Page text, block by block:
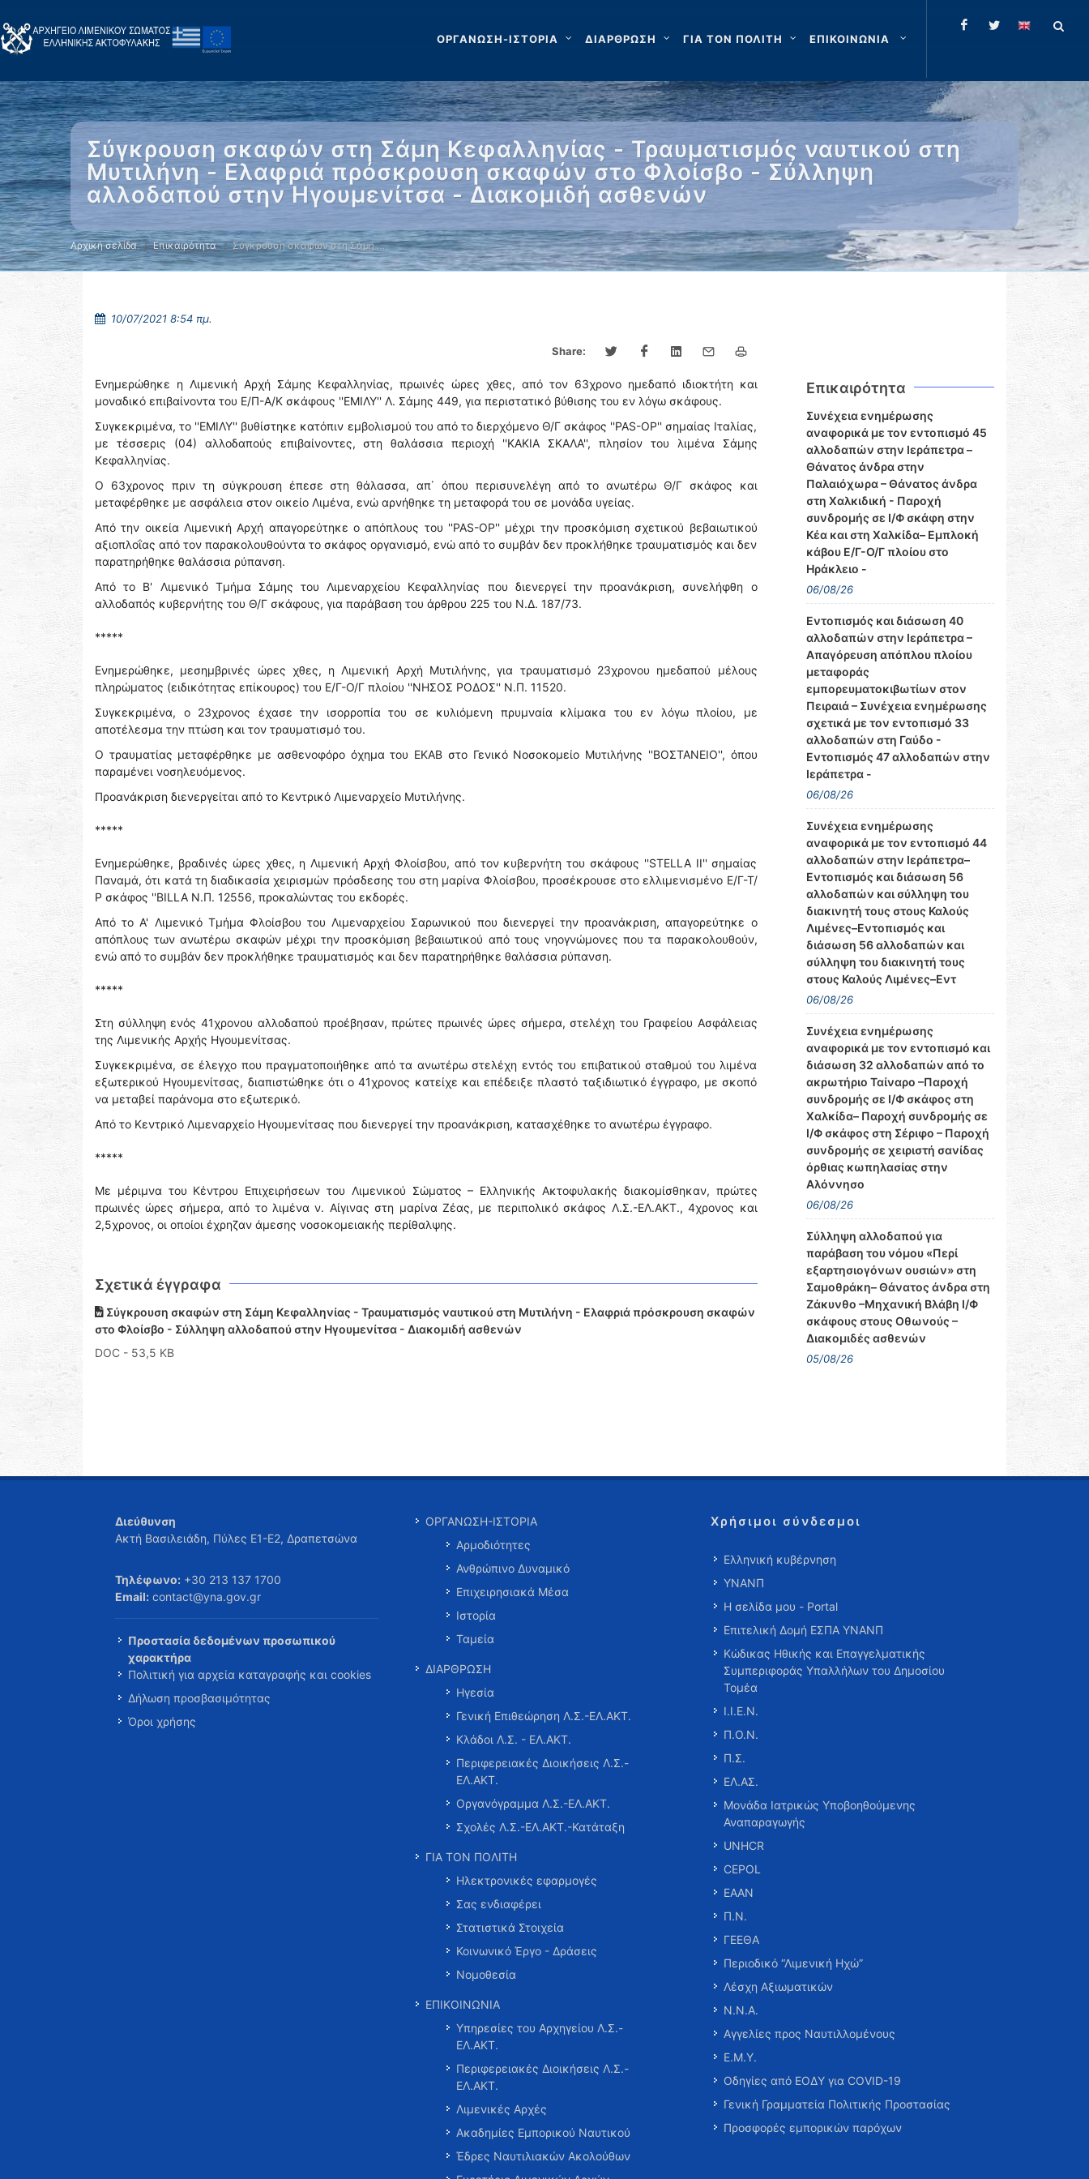
ΟΡΓΑΝΩΣΗ-ΙΣΤΟΡΙΑ ΔΙΑΡΘΡΩΣΗ ΓΙΑ ΤΟΝ ΠΟΛΙΤΗ ΕΠΙΚΟΙΝΩΝΙΑ
Σύγκρουση σκαφών στη Σάμη Κεφαλληνίας - Τραυματισμός ναυτικού στη
Μυτιλήνη - Ελαφριά πρόσκρουση σκαφών στο Φλοίσβο - Σύλληψη
αλλοδαπού στην Ηγουμενίτσα - Διακομιδή ασθενών
Αρχική σελίδα Επικαιρότητα Σύγκρουση σκαφών στη Σάμη …
10/07/2021 8:54 πμ.
Share:
Ενημερώθηκε η Λιμενική Αρχή Σάμης Κεφαλληνίας, πρωινές ώρες χθες, από τον 63χρονο ημεδαπό ιδιοκτήτη και
μοναδικό επιβαίνοντα του Ε/Π-Α/Κ σκάφους ''ΕΜΙΛΥ'' Λ. Σάμης 449, για περιστατικό βύθισης του εν λόγω σκάφους.
Συγκεκριμένα, το ''ΕΜΙΛΥ'' βυθίστηκε κατόπιν εμβολισμού του από το διερχόμενο Θ/Γ σκάφος ''PAS-OP'' σημαίας Ιταλίας,
με τέσσερις (04) αλλοδαπούς επιβαίνοντες, στη θαλάσσια περιοχή ''ΚΑΚΙΑ ΣΚΑΛΑ'', πλησίον του λιμένα Σάμης
Κεφαλληνίας.
Ο 63χρονος πριν τη σύγκρουση έπεσε στη θάλασσα, απ΄ όπου περισυνελέγη από το ανωτέρω Θ/Γ σκάφος και
μεταφέρθηκε με ασφάλεια στον οικείο Λιμένα, ενώ αρνήθηκε τη μεταφορά του σε μονάδα υγείας.
Από την οικεία Λιμενική Αρχή απαγορεύτηκε ο απόπλους του ''PAS-OP'' μέχρι την προσκόμιση σχετικού βεβαιωτικού
αξιοπλοΐας από τον παρακολουθούντα το σκάφος οργανισμό, ενώ από το συμβάν δεν προκλήθηκε τραυματισμός και δεν
παρατηρήθηκε θαλάσσια ρύπανση.
Από το Β' Λιμενικό Τμήμα Σάμης του Λιμεναρχείου Κεφαλληνίας που διενεργεί την προανάκριση, συνελήφθη ο
αλλοδαπός κυβερνήτης του Θ/Γ σκάφους, για παράβαση του άρθρου 225 του Ν.Δ. 187/73.
*****
Ενημερώθηκε, μεσημβρινές ώρες χθες, η Λιμενική Αρχή Μυτιλήνης, για τραυματισμό 23χρονου ημεδαπού μέλους
πληρώματος (ειδικότητας επίκουρος) του Ε/Γ-Ο/Γ πλοίου ''ΝΗΣΟΣ ΡΟΔΟΣ'' Ν.Π. 11520.
Συγκεκριμένα, ο 23χρονος έχασε την ισορροπία του σε κυλιόμενη πρυμναία κλίμακα του εν λόγω πλοίου, με
αποτέλεσμα την πτώση και τον τραυματισμό του.
Ο τραυματίας μεταφέρθηκε με ασθενοφόρο όχημα του ΕΚΑΒ στο Γενικό Νοσοκομείο Μυτιλήνης ''ΒΟΣΤΑΝΕΙΟ'', όπου
παραμένει νοσηλευόμενος.
Προανάκριση διενεργείται από το Κεντρικό Λιμεναρχείο Μυτιλήνης.
*****
Ενημερώθηκε, βραδινές ώρες χθες, η Λιμενική Αρχή Φλοίσβου, από τον κυβερνήτη του σκάφους ''STELLA II'' σημαίας
Παναμά, ότι κατά τη διαδικασία χειρισμών πρόσδεσης του στη μαρίνα Φλοίσβου, προσέκρουσε στο ελλιμενισμένο Ε/Γ-Τ/
Ρ σκάφος ''BILLA Ν.Π. 12556, προκαλώντας του εκδορές.
Από το Α' Λιμενικό Τμήμα Φλοίσβου του Λιμεναρχείου Σαρωνικού που διενεργεί την προανάκριση, απαγορεύτηκε ο
απόπλους των ανωτέρω σκαφών μέχρι την προσκόμιση βεβαιωτικού από τους νηογνώμονες που τα παρακολουθούν,
ενώ από το συμβάν δεν προκλήθηκε τραυματισμός και δεν παρατηρήθηκε θαλάσσια ρύπανση.
*****
Στη σύλληψη ενός 41χρονου αλλοδαπού προέβησαν, πρώτες πρωινές ώρες σήμερα, στελέχη του Γραφείου Ασφάλειας
της Λιμενικής Αρχής Ηγουμενίτσας.
Συγκεκριμένα, σε έλεγχο που πραγματοποιήθηκε από τα ανωτέρω στελέχη εντός του επιβατικού σταθμού του λιμένα
εξωτερικού Ηγουμενίτσας, διαπιστώθηκε ότι ο 41χρονος κατείχε και επέδειξε πλαστό ταξιδιωτικό έγγραφο, με σκοπό
να μεταβεί παράνομα στο εξωτερικό.
Από το Κεντρικό Λιμεναρχείο Ηγουμενίτσας που διενεργεί την προανάκριση, κατασχέθηκε το ανωτέρω έγγραφο.
*****
Με μέριμνα του Κέντρου Επιχειρήσεων του Λιμενικού Σώματος – Ελληνικής Ακτοφυλακής διακομίσθηκαν, πρώτες
πρωινές ώρες σήμερα, από το λιμένα ν. Αίγινας στη μαρίνα Ζέας, με περιπολικό σκάφος Λ.Σ.-ΕΛ.ΑΚΤ., 4χρονος και
2,5χρονος, οι οποίοι έχρηζαν άμεσης νοσοκομειακής περίθαλψης.
Σχετικά έγγραφα
Σύγκρουση σκαφών στη Σάμη Κεφαλληνίας - Τραυματισμός ναυτικού στη Μυτιλήνη - Ελαφριά πρόσκρουση σκαφών
στο Φλοίσβο - Σύλληψη αλλοδαπού στην Ηγουμενίτσα - Διακομιδή ασθενών
DOC - 53,5 KB
Επικαιρότητα
Συνέχεια ενημέρωσης
αναφορικά με τον εντοπισμό 45
αλλοδαπών στην Ιεράπετρα –
Θάνατος άνδρα στην
Παλαιόχωρα – Θάνατος άνδρα
στη Χαλκιδική - Παροχή
συνδρομής σε Ι/Φ σκάφη στην
Κέα και στη Χαλκίδα– Εμπλοκή
κάβου Ε/Γ-Ο/Γ πλοίου στο
Ηράκλειο -
06/08/26
Εντοπισμός και διάσωση 40
αλλοδαπών στην Ιεράπετρα –
Απαγόρευση απόπλου πλοίου
μεταφοράς
εμπορευματοκιβωτίων στον
Πειραιά – Συνέχεια ενημέρωσης
σχετικά με τον εντοπισμό 33
αλλοδαπών στη Γαύδο -
Εντοπισμός 47 αλλοδαπών στην
Ιεράπετρα -
06/08/26
Συνέχεια ενημέρωσης
αναφορικά με τον εντοπισμό 44
αλλοδαπών στην Ιεράπετρα–
Εντοπισμός και διάσωση 56
αλλοδαπών και σύλληψη του
διακινητή τους στους Καλούς
Λιμένες–Εντοπισμός και
διάσωση 56 αλλοδαπών και
σύλληψη του διακινητή τους
στους Καλούς Λιμένες–Εντ
06/08/26
Συνέχεια ενημέρωσης
αναφορικά με τον εντοπισμό και
διάσωση 32 αλλοδαπών από το
ακρωτήριο Ταίναρο –Παροχή
συνδρομής σε Ι/Φ σκάφος στη
Χαλκίδα– Παροχή συνδρομής σε
Ι/Φ σκάφος στη Σέριφο – Παροχή
συνδρομής σε χειριστή σανίδας
όρθιας κωπηλασίας στην
Αλόννησο
06/08/26
Σύλληψη αλλοδαπού για
παράβαση του νόμου «Περί
εξαρτησιογόνων ουσιών» στη
Σαμοθράκη– Θάνατος άνδρα στη
Ζάκυνθο –Μηχανική Βλάβη Ι/Φ
σκάφους στους Οθωνούς –
Διακομιδές ασθενών
05/08/26
Διεύθυνση
Ακτή Βασιλειάδη, Πύλες Ε1-Ε2, Δραπετσώνα
Τηλέφωνο: +30 213 137 1700
Email: contact@yna.gov.gr
Προστασία δεδομένων προσωπικού
χαρακτήρα
Πολιτική για αρχεία καταγραφής και cookies
Δήλωση προσβασιμότητας
Όροι χρήσης
ΟΡΓΑΝΩΣΗ-ΙΣΤΟΡΙΑ
Αρμοδιότητες
Ανθρώπινο Δυναμικό
Επιχειρησιακά Μέσα
Ιστορία
Ταμεία
ΔΙΑΡΘΡΩΣΗ
Ηγεσία
Γενική Επιθεώρηση Λ.Σ.-ΕΛ.ΑΚΤ.
Κλάδοι Λ.Σ. - ΕΛ.ΑΚΤ.
Περιφερειακές Διοικήσεις Λ.Σ.-
ΕΛ.ΑΚΤ.
Οργανόγραμμα Λ.Σ.-ΕΛ.ΑΚΤ.
Σχολές Λ.Σ.-ΕΛ.ΑΚΤ.-Κατάταξη
ΓΙΑ ΤΟΝ ΠΟΛΙΤΗ
Ηλεκτρονικές εφαρμογές
Σας ενδιαφέρει
Στατιστικά Στοιχεία
Κοινωνικό Έργο - Δράσεις
Νομοθεσία
ΕΠΙΚΟΙΝΩΝΙΑ
Υπηρεσίες του Αρχηγείου Λ.Σ.-
ΕΛ.ΑΚΤ.
Περιφερειακές Διοικήσεις Λ.Σ.-
ΕΛ.ΑΚΤ.
Λιμενικές Αρχές
Ακαδημίες Εμπορικού Ναυτικού
Έδρες Ναυτιλιακών Ακολούθων
Χρήσιμοι σύνδεσμοι
Ελληνική κυβέρνηση
ΥΝΑΝΠ
Η σελίδα μου - Portal
Επιτελική Δομή ΕΣΠΑ ΥΝΑΝΠ
Κώδικας Ηθικής και Επαγγελματικής
Συμπεριφοράς Υπαλλήλων του Δημοσίου
Τομέα
Ι.Ι.Ε.Ν.
Π.Ο.Ν.
Π.Σ.
ΕΛ.ΑΣ.
Μονάδα Ιατρικώς Υποβοηθούμενης
Αναπαραγωγής
UNHCR
CEPOL
ΕΑΑΝ
Π.Ν.
ΓΕΕΘΑ
Περιοδικό “Λιμενική Ηχώ”
Λέσχη Αξιωματικών
Ν.Ν.Α.
Αγγελίες προς Ναυτιλλομένους
Ε.Μ.Υ.
Οδηγίες από ΕΟΔΥ για COVID-19
Γενική Γραμματεία Πολιτικής Προστασίας
Προσφορές εμπορικών παρόχων